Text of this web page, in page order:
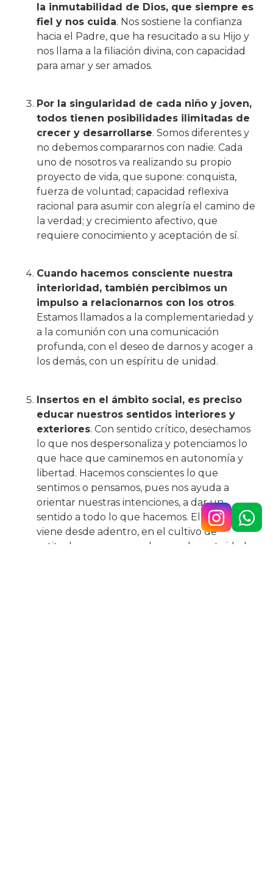
la inmutabilidad de Dios, que siempre es
fiel y nos cuida. Nos sostiene la confianza
hacia el Padre, que ha resucitado a su Hijo y
nos llama a la filiación divina, con capacidad
para amar y ser amados.
Por la singularidad de cada niño y joven,
todos tienen posibilidades ilimitadas de
crecer y desarrollarse. Somos diferentes y
no debemos compararnos con nadie. Cada
uno de nosotros va realizando su propio
proyecto de vida, que supone: conquista,
fuerza de voluntad; capacidad reflexiva
racional para asumir con alegría el camino de
la verdad; y crecimiento afectivo, que
requiere conocimiento y aceptación de sí.
Cuando hacemos consciente nuestra
interioridad, también percibimos un
impulso a relacionarnos con los otros.
Estamos llamados a la complementariedad y
a la comunión con una comunicación
profunda, con el deseo de darnos y acoger a
los demás, con un espíritu de unidad.
Insertos en el ámbito social, es preciso
educar nuestros sentidos interiores y
exteriores. Con sentido crítico, desechamos
lo que nos despersonaliza y potenciamos lo
que hace que caminemos en autonomía y
libertad. Hacemos conscientes lo que
sentimos o pensamos, pues nos ayuda a
orientar nuestras intenciones, a dar un
sentido a todo lo que hacemos. El cambio
viene desde adentro, en el cultivo de
actitudes que nos conducen a la gratuidad y